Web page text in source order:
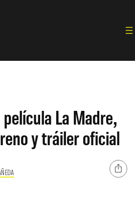
La Madre,
y tráiler oficial